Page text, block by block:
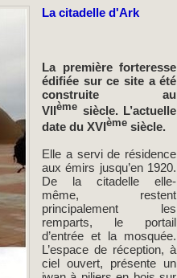
La citadelle d'Ark
La première forteresse
édifiée sur ce site a été
construite au
VIIèmesiècle. L’actuelle
date du XVIème siècle.
Elle a servi de résidence
aux émirs jusqu’en 1920.
De la citadelle elle-
même, restent
principalement les
remparts, le portail
d’entrée et la mosquée.
L’espace de réception, à
ciel ouvert, présente un